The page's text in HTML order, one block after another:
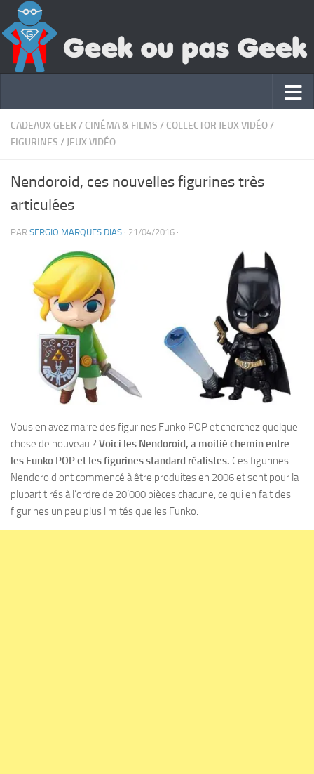
CADEAUX GEEK/ CINÉMA & FILMS / COLLECTOR JEUX VIDÉO/
FIGURINES / JEUX VIDÉO
Nendoroid, ces nouvelles figurines très
articulées
PAR SERGIO MARQUES DIAS · 21/04/2016 ·
Vous en avez marre des figurines Funko POP et cherchez quelque
chose de nouveau ? Voici les Nendoroid, a moitié chemin entre
les Funko POP et les figurines standard réalistes. Ces figurines
Nendoroid ont commencé à être produites en 2006 et sont pour la
plupart tirés à l’ordre de 20’000 pièces chacune, ce qui en fait des
figurines un peu plus limités que les Funko.